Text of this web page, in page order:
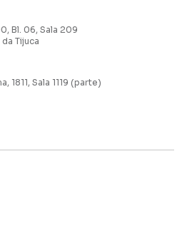
Bl. 06, Sala 209
Tijuca
1811, Sala 1119 (parte)